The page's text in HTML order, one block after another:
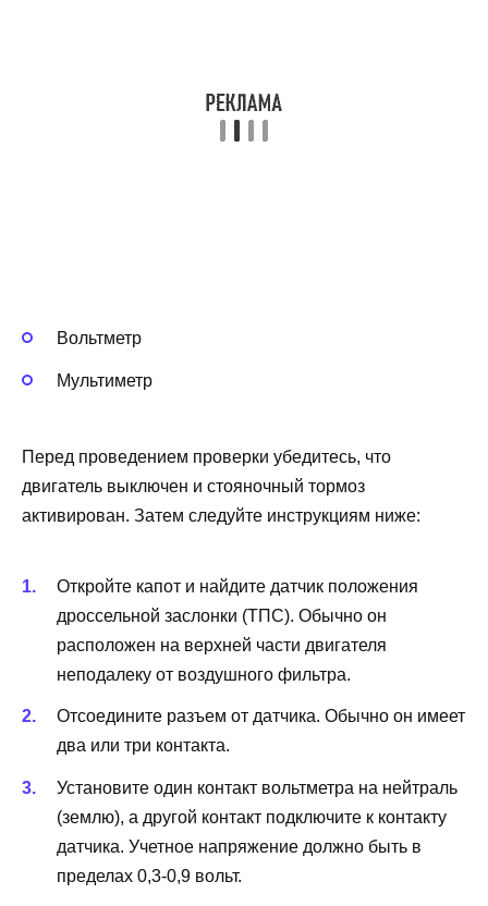
Вольтметр
Мультиметр
Перед проведением проверки убедитесь, что
двигатель выключен и стояночный тормоз
активирован. Затем следуйте инструкциям ниже:
Откройте капот и найдите датчик положения
дроссельной заслонки (ТПС). Обычно он
расположен на верхней части двигателя
неподалеку от воздушного фильтра.
Отсоедините разъем от датчика. Обычно он имеет
два или три контакта.
Установите один контакт вольтметра на нейтраль
(землю), а другой контакт подключите к контакту
датчика. Учетное напряжение должно быть в
пределах 0,3-0,9 вольт.